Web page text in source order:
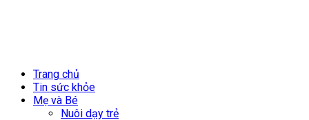
Trang chủ
Tin sức khỏe
Mẹ và Bé
Nuôi dạy trẻ